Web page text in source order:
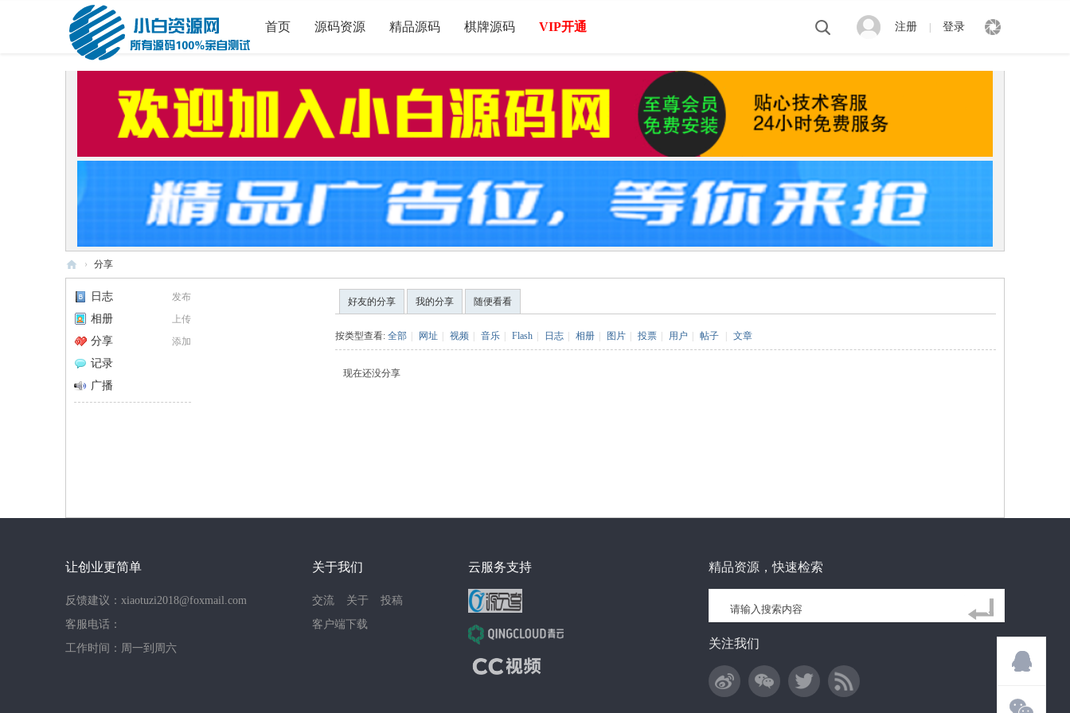
首页 源码资源 精品源码 棋牌源码 VIP开通 注册 登录
白
码
› 分享
发布
日志
上传
相册
添加
分享
记录
广播
好友的分享 我的分享 随便看看
按类型查看: 全部 | 网址 | 视频 | 音乐 | Flash | 日志 | 相册 | 图片 | 投票 | 用户 | 帖子 | 文章
现在还没分享
让创业更简单
反馈建议：xiaotuzi2018@foxmail.com
客服电话：
工作时间：周一到周六
关于我们
交流 关于
投稿
客户端下载
云服务支持 精品资源，快速检索
关注我们